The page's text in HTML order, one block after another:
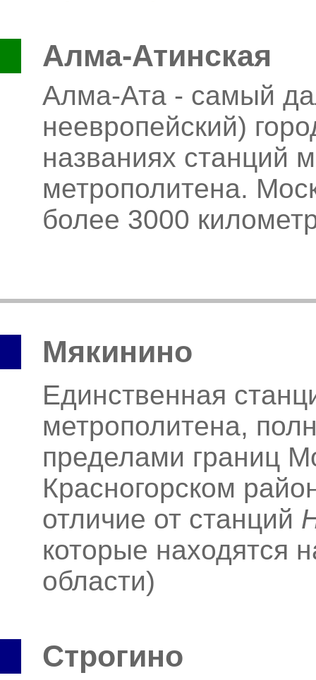
Алма-Атинская
Алма-Ата - самый
неевропейский)
названиях станций
метрополитена.
более 3000
Мякинино
Единственная
метрополитена,
пределами границ
Красногорском
отличие от станций
которые находятся
области)
Строгино